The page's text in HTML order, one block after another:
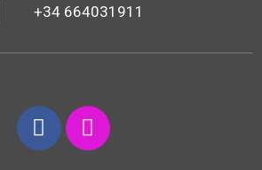
+34 664031911